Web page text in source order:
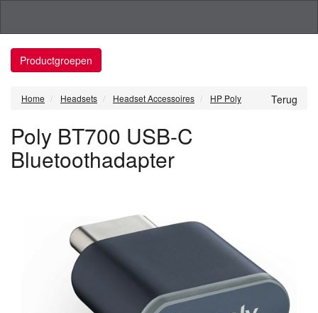
Productgroepen
Terug
Home Headsets Headset Accessoires HP Poly
Poly BT700 USB-C
Bluetoothadapter